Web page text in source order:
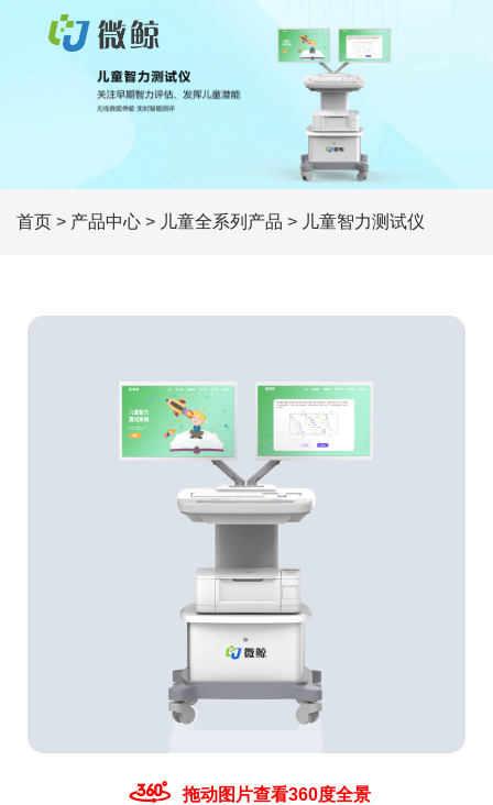
首页 > 产品中心 > 儿童全系列产品 > 儿童智力测试仪
拖动图片查看360度全景